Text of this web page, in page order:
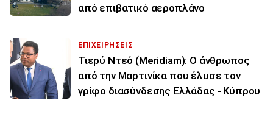
από επιβατικό αεροπλάνο
ΕΠΙΧΕΙΡΗΣΕΙΣ
Τιερύ Ντεό (Meridiam): Ο άνθρωπος
από την Μαρτινίκα που έλυσε τον
γρίφο διασύνδεσης Ελλάδας - Κύπρου